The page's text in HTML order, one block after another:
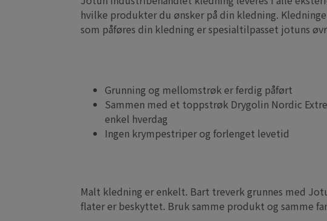
hvilke produkter du ønsker på din kledning.
som påføres din kledning er spesialtilpasset jotuns
Grunning og mellomstrøk er ferdig påført
Sammen med et toppstrøk Drygolin Nordic
enkel hverdag
Ingen krympestriper og forlenget levetid
Malt kledning er enkelt. Bart treverk grunnes med
flater er beskyttet. Bruk samme produkt og samme